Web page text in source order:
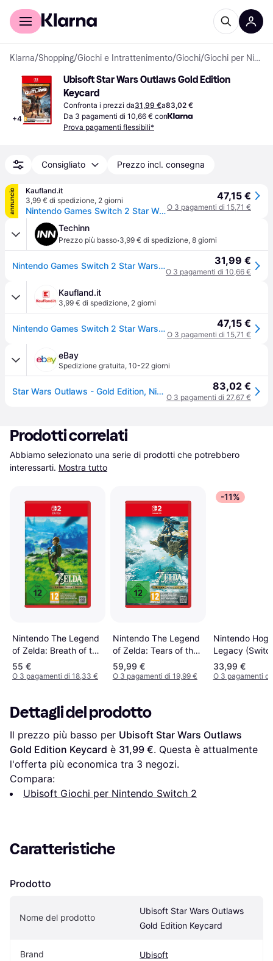
Per il tuo shopping
Klarna/Shopping/Giochi e Intrattenimento/Giochi/ Giochi per Nintendo Switch 2
+4
Ubisoft Star Wars Outlaws Gold Edition
Keycard
Confronta i prezzi da31,99 €a83,02 €
Da 3 pagamenti di 10,66 € con
Prova pagamenti flessibili*
Consigliato Prezzo incl. consegna
annuncio
Kaufland.it
3,99 € di spedizione, 2 giorni
Nintendo Games Switch 2 Star Wars Outlaws Gold Edition Trasparente Trasparente Taglia Unica
47,15 €
O 3 pagamenti di 15,71 €
Techinn
Prezzo più basso·3,99 € di spedizione, 8 giorni
Nintendo Games Switch 2 Star Wars Outlaws Gold Edition Trasparente 31,99 €
O 3 pagamenti di 10,66 €
Kaufland.it
3,99 € di spedizione, 2 giorni
Nintendo Games Switch 2 Star Wars Outlaws Gold Edition Trasparente Trasparente Taglia Unica 47,15 €
O 3 pagamenti di 15,71 €
eBay
Spedizione gratuita, 10-22 giorni
Star Wars Outlaws - Gold Edition, Nintendo Switch 2 Nintendo (nintendo Switch 2) 83,02 €
O 3 pagamenti di 27,67 €
Prodotti correlati
Abbiamo selezionato una serie di prodotti che potrebbero
interessarti. Mostra tutto
Nintendo The Legend
of Zelda: Breath of the
Wild Edition (Switch 2)
55 €
O 3 pagamenti di 18,33 €
Nintendo The Legend
of Zelda: Tears of the
Kingdom Edition
(Switch 2)
59,99 €
O 3 pagamenti di 19,99 €
-11%
Nintendo
Legacy
33,99 €
O 3 pagamenti di
Dettagli del prodotto
Il prezzo più basso per Ubisoft Star Wars Outlaws
Gold Edition Keycard è 31,99 €. Questa è attualmente
l'offerta più economica tra 3 negozi.
Compara:
Ubisoft Giochi per Nintendo Switch 2
Caratteristiche
Prodotto
Nome del prodotto
Ubisoft Star Wars Outlaws
Gold Edition Keycard
Brand Ubisoft